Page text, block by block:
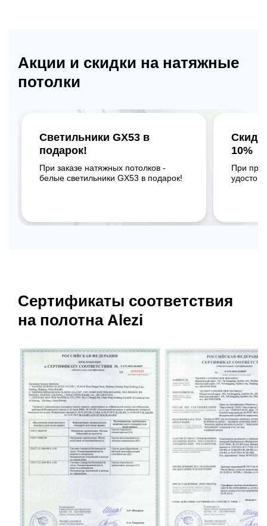
Акции и скидки на натяжные
потолки
Светильники GX53 в
подарок!
При заказе натяжных потолков -
белые светильники GX53 в подарок!
10%
При
Сертификаты соответствия
на полотна Alezi